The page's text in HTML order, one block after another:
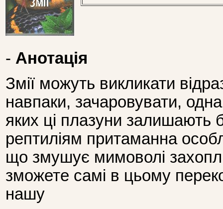
- Анотація
Змії можуть викликати
навпаки, зачаровувати,
яких ці плазуни
рептиліям притаманна
що змушує мимоволі
зможете самі в цьому
нашу